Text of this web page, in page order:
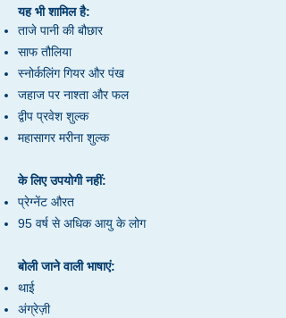
यह भी शामिल है:
ताजे पानी की बौछार
साफ तौलिया
स्नोर्कलिंग गियर और पंख
जहाज पर नाश्ता और फल
द्वीप प्रवेश शुल्क
महासागर मरीना शुल्क
के लिए उपयोगी नहीं:
प्रेग्नेंट औरत
95 वर्ष से अधिक आयु के लोग
बोली जाने वाली भाषाएं:
थाई
अंग्रेज़ी